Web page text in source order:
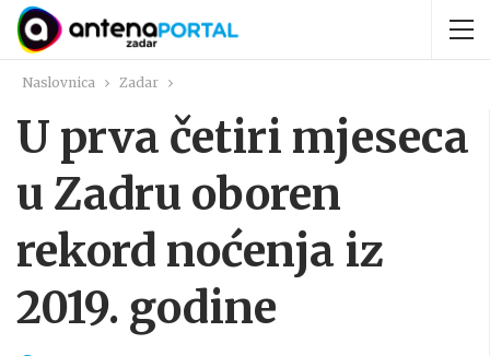
Naslovnica Zadar
U prva četiri mjeseca
u Zadru oboren
rekord noćenja iz
2019. godine